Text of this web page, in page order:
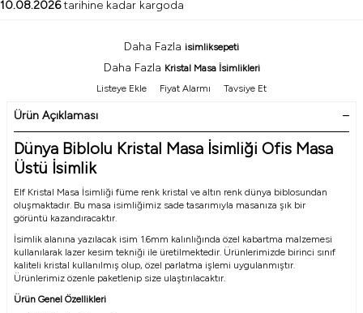
10.08.2026tarihine kadar kargoda
Daha Fazla isimliksepeti
Daha Fazla Kristal Masa İsimlikleri
Listeye Ekle
Fiyat Alarmı Tavsiye Et
Ürün Açıklaması
Dünya Biblolu Kristal Masa İsimliği Ofis Masa
Üstü İsimlik
Elf Kristal Masa İsimliği füme renk kristal ve altın renk dünya biblosundan
oluşmaktadır. Bu masa isimliğimiz sade tasarımıyla masanıza şık bir
görüntü kazandıracaktır.
İsimlik alanına yazılacak isim 1.6mm kalınlığında özel kabartma malzemesi
kullanılarak lazer kesim tekniği ile üretilmektedir. Ürünlerimizde birinci sınıf
kaliteli kristal kullanılmış olup, özel parlatma işlemi uygulanmıştır.
Ürünlerimiz özenle paketlenip size ulaştırılacaktır.
Ürün Genel Özellikleri